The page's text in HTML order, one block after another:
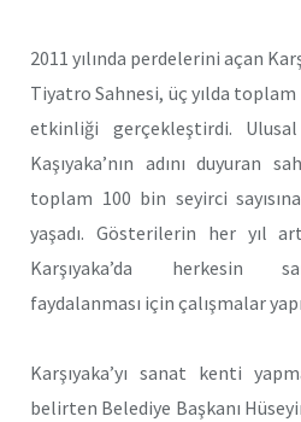
2011 yılında perdelerini açan
Tiyatro Sahnesi, üç yılda toplam
etkinliği gerçekleştirdi.
Kaşıyaka’nın adını duyuran
toplam 100 bin seyirci
yaşadı. Gösterilerin her yıl
Karşıyaka’da herkesin
faydalanması için çalışmalar
Karşıyaka’yı sanat kenti
belirten Belediye Başkanı